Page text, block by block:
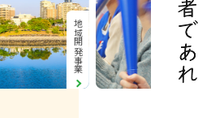
地域開発事業 スポーツ事業